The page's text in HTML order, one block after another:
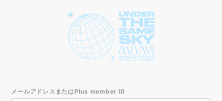
メールアドレスまたはPlus member ID